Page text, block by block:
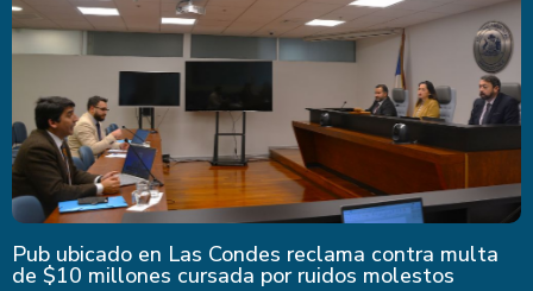
Pub ubicado en Las Condes reclama contra multa
de $10 millones cursada por ruidos molestos